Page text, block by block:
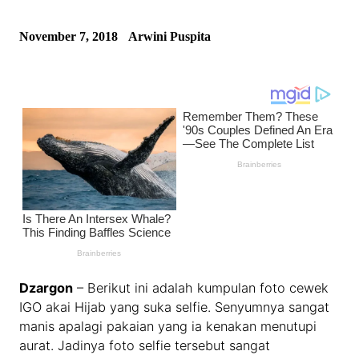
November 7, 2018 Arwini Puspita
Dzargon – Berikut ini adalah kumpulan foto cewek
IGO akai Hijab yang suka selfie. Senyumnya sangat
manis apalagi pakaian yang ia kenakan menutupi
aurat. Jadinya foto selfie tersebut sangat